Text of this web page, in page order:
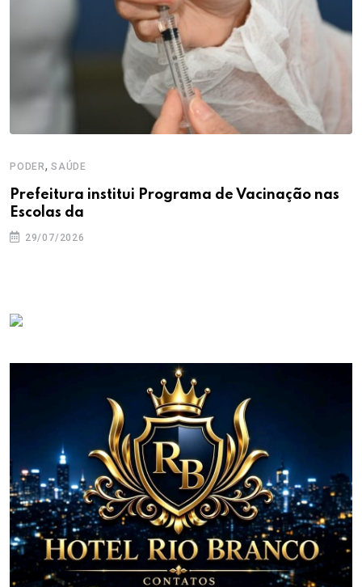
PODER, SAÚDE
Prefeitura institui Programa de Vacinação nas
Escolas da
29/07/2026